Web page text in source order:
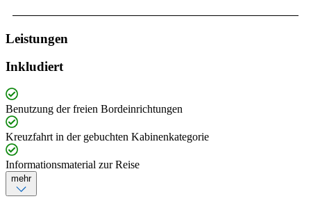
Leistungen
Inkludiert
Benutzung der freien Bordeinrichtungen
Kreuzfahrt in der gebuchten Kabinenkategorie
Informationsmaterial zur Reise
mehr